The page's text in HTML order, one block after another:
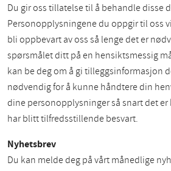
Du gir oss tillatelse til å behandle disse
Personopplysningene du oppgir til oss
bli oppbevart av oss så lenge det er
spørsmålet ditt på en hensiktsmessig
kan be deg om å gi tilleggsinformasjon
nødvendig for å kunne håndtere din
dine personopplysninger så snart det
har blitt tilfredsstillende besvart.
Nyhetsbrev
Du kan melde deg på vårt månedlige